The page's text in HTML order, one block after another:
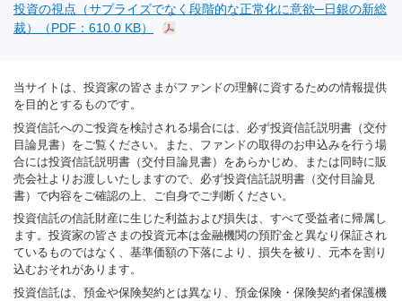
投資の視点（サプライズでなく段階的な正常化に意欲─日銀の新総
裁）（PDF：610.0 KB）
当サイトは、投資家の皆さまがファンドの理解に資するための情報提供
を目的とするものです。
投資信託へのご投資を検討される場合には、必ず投資信託説明書（交付
目論見書）をご覧ください。また、ファンドの取得のお申込みを行う場
合には投資信託説明書（交付目論見書）をあらかじめ、または同時に販
売会社よりお渡しいたしますので、必ず投資信託説明書（交付目論見
書）で内容をご確認の上、ご自身でご判断ください。
投資信託の信託財産に生じた利益および損失は、すべて受益者に帰属し
ます。投資家の皆さまの投資元本は金融機関の預貯金と異なり保証され
ているものではなく、基準価額の下落により、損失を被り、元本を割り
込むおそれがあります。
投資信託は、預金や保険契約とは異なり、預金保険・保険契約者保護機